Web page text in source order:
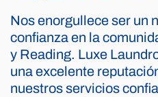
Nos enorgullece ser un
confianza en la
y Reading. Luxe
una excelente
nuestros servicios